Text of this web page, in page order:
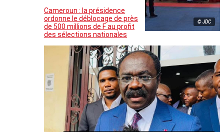
© JDC
Cameroun : la présidence
ordonne le déblocage de près
de 500 millions de F au profit
des sélections nationales